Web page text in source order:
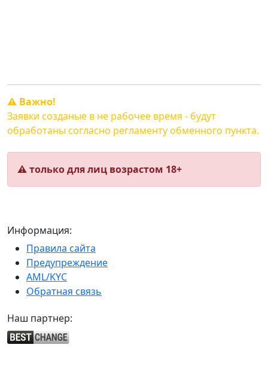
⚠️ Важно!
Заявки созданые в не рабочее время - будут
обработаны согласно регламенту обменного пункта.
⚠️ только для лиц возрастом 18+
Информация:
Правила сайта
Предупреждение
AML/KYC
Обратная связь
Наш партнер: